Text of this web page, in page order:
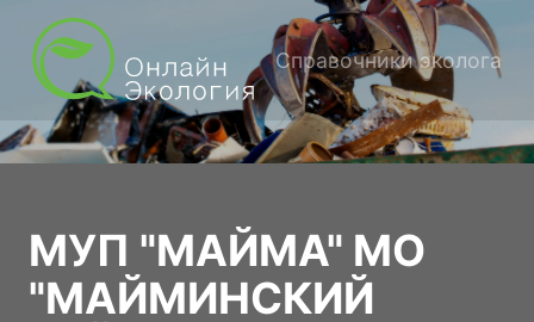
Справочники эколога
МУП "МАЙМА" МО
"МАЙМИНСКИЙ